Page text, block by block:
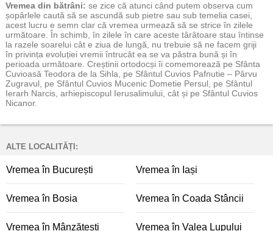
Vremea din bătrâni: se zice că atunci când putem observa cum
șopârlele caută să se ascundă sub pietre sau sub temelia casei,
acest lucru e semn clar că vremea urmează să se strice în zilele
următoare. În schimb, în zilele în care aceste târâtoare stau întinse
la razele soarelui cât e ziua de lungă, nu trebuie să ne facem griji
în privința evoluției vremii întrucât ea se va păstra bună și în
perioada următoare. Creștinii ortodocși îi comemorează pe Sfânta
Cuvioasă Teodora de la Sihla, pe Sfântul Cuvios Pafnutie – Pârvu
Zugravul, pe Sfântul Cuvios Mucenic Dometie Persul, pe Sfântul
Ierarh Narcis, arhiepiscopul Ierusalimului, cât și pe Sfântul Cuvios
Nicanor.
ALTE LOCALITĂȚI:
Vremea în București Vremea în Iași
Vremea în Bosia Vremea în Coada Stâncii
Vremea în Mânzătești Vremea în Valea Lupului